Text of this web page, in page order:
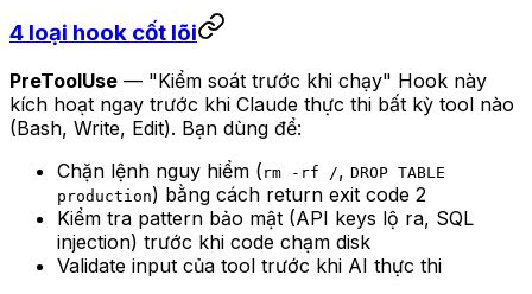
4 loại hook cốt lõi
PreToolUse — "Kiểm soát trước khi chạy" Hook này
kích hoạt ngay trước khi Claude thực thi bất kỳ tool nào
(Bash, Write, Edit). Bạn dùng để:
Chặn lệnh nguy hiểm ( rm -rf /, DROP TABLE
production) bằng cách return exit code 2
Kiểm tra pattern bảo mật (API keys lộ ra, SQL
injection) trước khi code chạm disk
Validate input của tool trước khi AI thực thi